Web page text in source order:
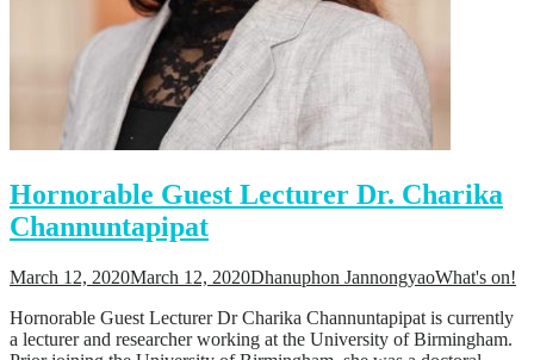
Hornorable Guest Lecturer Dr. Charika
Channuntapipat
March 12, 2020March 12, 2020Dhanuphon JannongyaoWhat's on!
Hornorable Guest Lecturer Dr Charika Channuntapipat is currently
a lecturer and researcher working at the University of Birmingham.